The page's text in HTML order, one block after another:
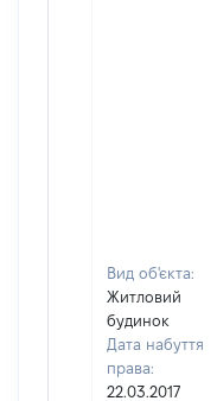
Вид об'єкта:
Житловий
будинок
Дата набуття
права:
22.03.2017